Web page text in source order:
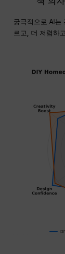
궁극적으로 AI는
르고, 더 저렴하